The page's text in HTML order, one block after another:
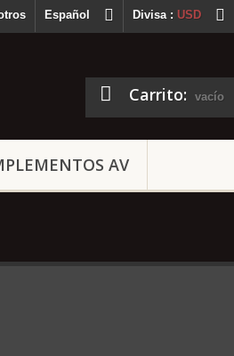
Divisa : USD
Español
Carrito: vacío
AV